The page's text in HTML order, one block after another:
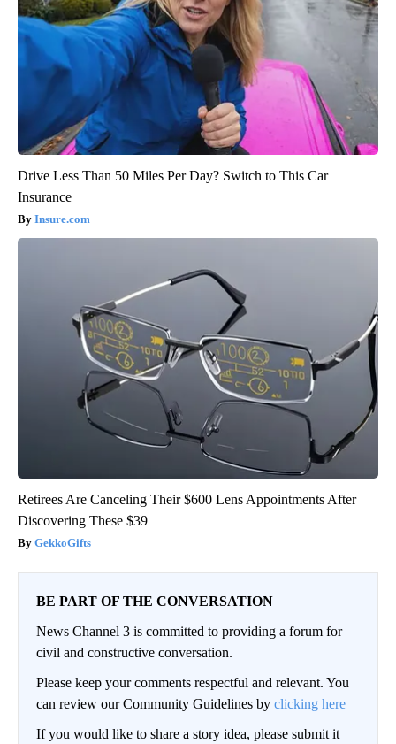
Drive Less Than 50 Miles Per Day? Switch to This Car
Insurance
Insure.com
Retirees Are Canceling Their $600 Lens Appointments After
Discovering These $39
GekkoGifts
BE PART OF THE CONVERSATION
News Channel 3 is committed to providing a forum for
civil and constructive conversation.
Please keep your comments respectful and relevant. You
can review our Community Guidelines by clicking here
If you would like to share a story idea, please submit it